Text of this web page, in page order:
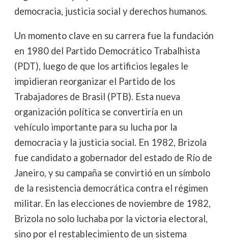
democracia, justicia social y derechos humanos.
Un momento clave en su carrera fue la fundación
en 1980 del Partido Democrático Trabalhista
(PDT), luego de que los artificios legales le
impidieran reorganizar el Partido de los
Trabajadores de Brasil (PTB). Esta nueva
organización política se convertiría en un
vehículo importante para su lucha por la
democracia y la justicia social. En 1982, Brizola
fue candidato a gobernador del estado de Río de
Janeiro, y su campaña se convirtió en un símbolo
de la resistencia democrática contra el régimen
militar. En las elecciones de noviembre de 1982,
Brizola no solo luchaba por la victoria electoral,
sino por el restablecimiento de un sistema